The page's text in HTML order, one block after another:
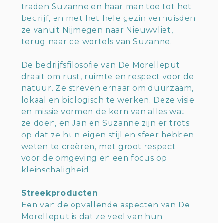
traden Suzanne en haar man toe tot het
bedrijf, en met het hele gezin verhuisden
ze vanuit Nijmegen naar Nieuwvliet,
terug naar de wortels van Suzanne.
De bedrijfsfilosofie van De Morelleput
draait om rust, ruimte en respect voor de
natuur. Ze streven ernaar om duurzaam,
lokaal en biologisch te werken. Deze visie
en missie vormen de kern van alles wat
ze doen, en Jan en Suzanne zijn er trots
op dat ze hun eigen stijl en sfeer hebben
weten te creëren, met groot respect
voor de omgeving en een focus op
kleinschaligheid.
Streekproducten
Een van de opvallende aspecten van De
Morelleput is dat ze veel van hun